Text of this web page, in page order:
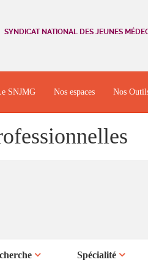
SYNDICAT NATIONAL DES JEUNES
SNJMG Nos espaces Nos
Spécialité